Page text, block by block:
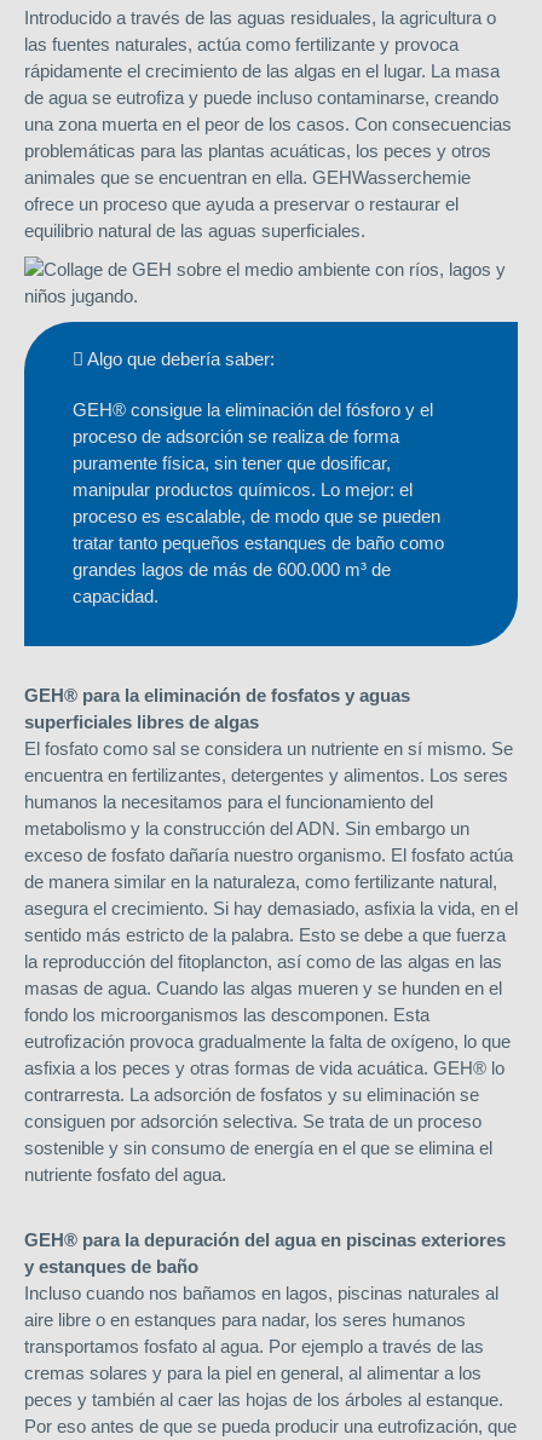
Introducido a través de las aguas residuales, la agricultura o
las fuentes naturales, actúa como fertilizante y provoca
rápidamente el crecimiento de las algas en el lugar. La masa
de agua se eutrofiza y puede incluso contaminarse, creando
una zona muerta en el peor de los casos. Con consecuencias
problemáticas para las plantas acuáticas, los peces y otros
animales que se encuentran en ella. GEHWasserchemie
ofrece un proceso que ayuda a preservar o restaurar el
equilibrio natural de las aguas superficiales.
Algo que debería saber:
GEH® consigue la eliminación del fósforo y el
proceso de adsorción se realiza de forma
puramente física, sin tener que dosificar,
manipular productos químicos. Lo mejor: el
proceso es escalable, de modo que se pueden
tratar tanto pequeños estanques de baño como
grandes lagos de más de 600.000 m³ de
capacidad.
GEH® para la eliminación de fosfatos y aguas
superficiales libres de algas
El fosfato como sal se considera un nutriente en sí mismo. Se
encuentra en fertilizantes, detergentes y alimentos. Los seres
humanos la necesitamos para el funcionamiento del
metabolismo y la construcción del ADN. Sin embargo un
exceso de fosfato dañaría nuestro organismo. El fosfato actúa
de manera similar en la naturaleza, como fertilizante natural,
asegura el crecimiento. Si hay demasiado, asfixia la vida, en el
sentido más estricto de la palabra. Esto se debe a que fuerza
la reproducción del fitoplancton, así como de las algas en las
masas de agua. Cuando las algas mueren y se hunden en el
fondo los microorganismos las descomponen. Esta
eutrofización provoca gradualmente la falta de oxígeno, lo que
asfixia a los peces y otras formas de vida acuática. GEH® lo
contrarresta. La adsorción de fosfatos y su eliminación se
consiguen por adsorción selectiva. Se trata de un proceso
sostenible y sin consumo de energía en el que se elimina el
nutriente fosfato del agua.
GEH® para la depuración del agua en piscinas exteriores
y estanques de baño
Incluso cuando nos bañamos en lagos, piscinas naturales al
aire libre o en estanques para nadar, los seres humanos
transportamos fosfato al agua. Por ejemplo a través de las
cremas solares y para la piel en general, al alimentar a los
peces y también al caer las hojas de los árboles al estanque.
Por eso antes de que se pueda producir una eutrofización, que